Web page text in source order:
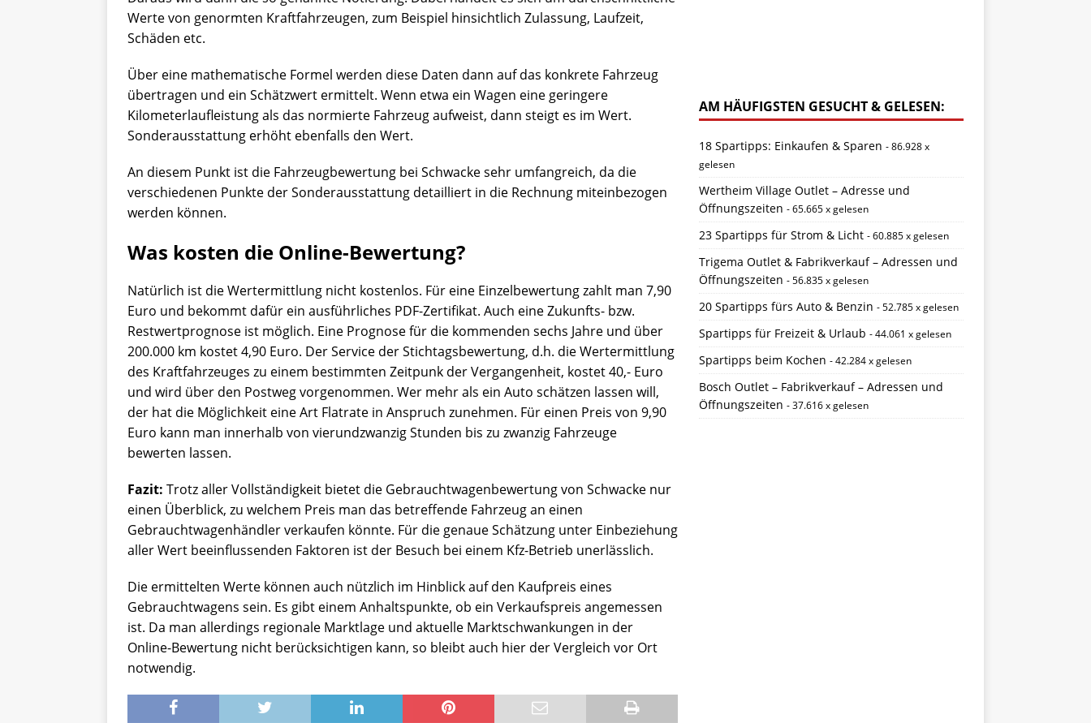
Werte von genormten Kraftfahrzeugen, zum Beispiel hinsichtlich Zulassung, Laufzeit,
Schäden etc.
Über eine mathematische Formel werden diese Daten dann auf das konkrete Fahrzeug
übertragen und ein Schätzwert ermittelt. Wenn etwa ein Wagen eine geringere
Kilometerlaufleistung als das normierte Fahrzeug aufweist, dann steigt es im Wert.
Sonderausstattung erhöht ebenfalls den Wert.
An diesem Punkt ist die Fahrzeugbewertung bei Schwacke sehr umfangreich, da die
verschiedenen Punkte der Sonderausstattung detailliert in die Rechnung miteinbezogen
werden können.
Was kosten die Online-Bewertung?
Natürlich ist die Wertermittlung nicht kostenlos. Für eine Einzelbewertung zahlt man 7,90
Euro und bekommt dafür ein ausführliches PDF-Zertifikat. Auch eine Zukunfts- bzw.
Restwertprognose ist möglich. Eine Prognose für die kommenden sechs Jahre und über
200.000 km kostet 4,90 Euro. Der Service der Stichtagsbewertung, d.h. die Wertermittlung
des Kraftfahrzeuges zu einem bestimmten Zeitpunk der Vergangenheit, kostet 40,- Euro
und wird über den Postweg vorgenommen. Wer mehr als ein Auto schätzen lassen will,
der hat die Möglichkeit eine Art Flatrate in Anspruch zunehmen. Für einen Preis von 9,90
Euro kann man innerhalb von vierundzwanzig Stunden bis zu zwanzig Fahrzeuge
bewerten lassen.
Fazit: Trotz aller Vollständigkeit bietet die Gebrauchtwagenbewertung von Schwacke nur
einen Überblick, zu welchem Preis man das betreffende Fahrzeug an einen
Gebrauchtwagenhändler verkaufen könnte. Für die genaue Schätzung unter Einbeziehung
aller Wert beeinflussenden Faktoren ist der Besuch bei einem Kfz-Betrieb unerlässlich.
Die ermittelten Werte können auch nützlich im Hinblick auf den Kaufpreis eines
Gebrauchtwagens sein. Es gibt einem Anhaltspunkte, ob ein Verkaufspreis angemessen
ist. Da man allerdings regionale Marktlage und aktuelle Marktschwankungen in der
Online-Bewertung nicht berücksichtigen kann, so bleibt auch hier der Vergleich vor Ort
notwendig.
AM HÄUFIGSTEN GESUCHT & GELESEN:
18 Spartipps: Einkaufen & Sparen - 86.928 x
gelesen
Wertheim Village Outlet – Adresse und
Öffnungszeiten - 65.665 x gelesen
23 Spartipps für Strom & Licht - 60.885 x gelesen
Trigema Outlet & Fabrikverkauf – Adressen und
Öffnungszeiten - 56.835 x gelesen
20 Spartipps fürs Auto & Benzin - 52.785 x gelesen
Spartipps für Freizeit & Urlaub - 44.061 x gelesen
Spartipps beim Kochen - 42.284 x gelesen
Bosch Outlet – Fabrikverkauf – Adressen und
Öffnungszeiten - 37.616 x gelesen